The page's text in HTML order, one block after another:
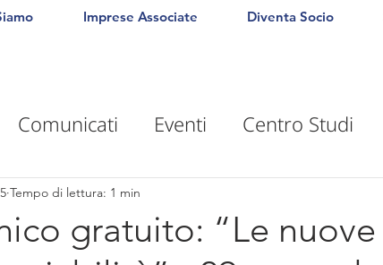
Imprese Associate Diventa Socio
Comunicati Eventi Centro Studi
Territorio
gratuito: “Le nuove
Tempo di lettura: 1 min